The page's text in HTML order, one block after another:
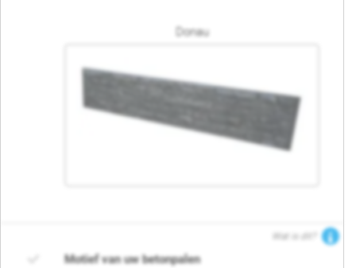
Donau
Wat is dit?
Motief van uw betonpalen